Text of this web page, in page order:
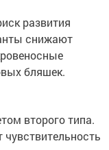
развития
снижают
бляшек.
второго типа.